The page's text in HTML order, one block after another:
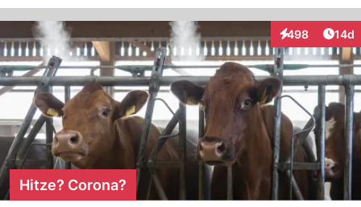
498
Interaktionen
14d
Hitze? Corona?